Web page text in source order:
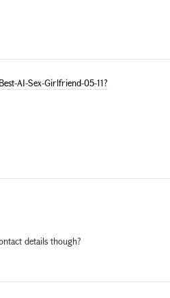
AI-Sex-Girlfriend-05-11?
details though?